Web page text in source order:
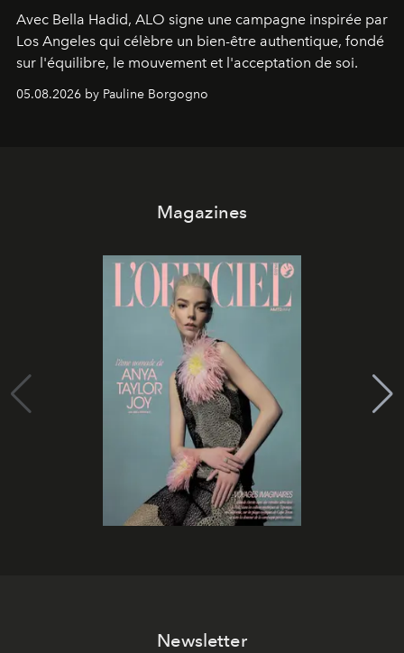
Avec Bella Hadid, ALO signe une campagne inspirée par
Los Angeles qui célèbre un bien-être authentique, fondé
sur l'équilibre, le mouvement et l'acceptation de soi.
05.08.2026 by Pauline Borgogno
Magazines
Newsletter